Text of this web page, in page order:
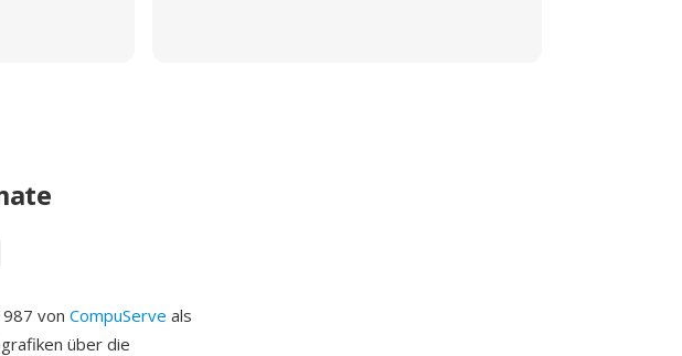
von CompuServe als
über die